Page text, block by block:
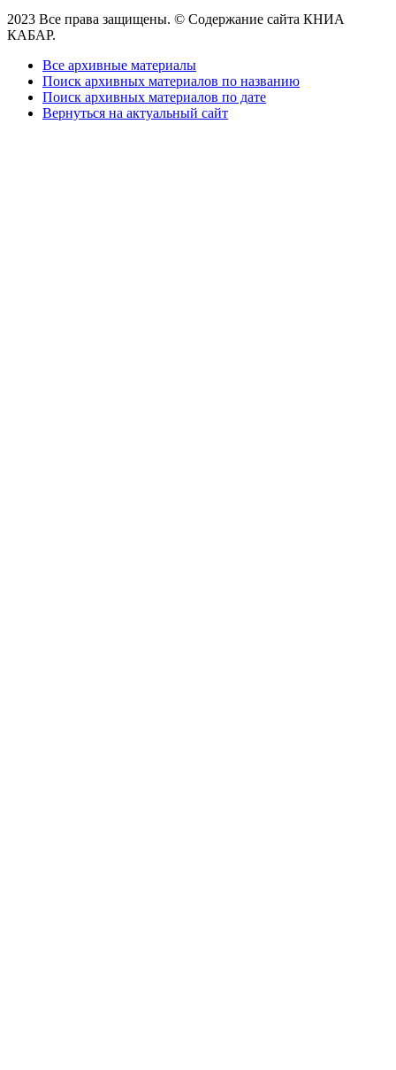
2023 Все права защищены. © Содержание сайта КНИА
КАБАР.
Все архивные материалы
Поиск архивных материалов по названию
Поиск архивных материалов по дате
Вернуться на актуальный сайт